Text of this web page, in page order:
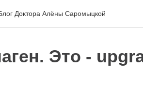
Доктора Алёны Саромыцкой
Это -